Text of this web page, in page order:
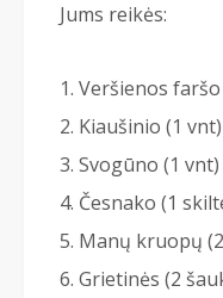
Jums reikės:
Veršienos faršo
Kiaušinio (1 vnt)
Svogūno (1 vnt)
Česnako (1
Manų kruopų
Grietinės (2